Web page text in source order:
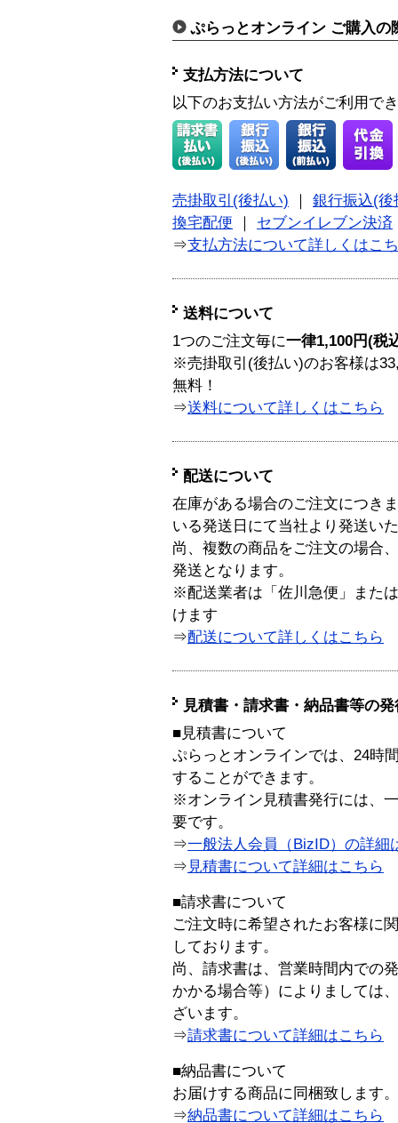
ぷらっとオンライン ご購入の
支払方法について
以下のお支払い方法がご利用で
売掛取引(後払い)
銀行振込(後
換宅配便
セブンイレブン決済
⇒支払方法について詳しくはこ
送料について
1つのご注文毎に一律1,100円(税
※売掛取引(後払い)のお客様は
無料！
⇒送料について詳しくはこちら
配送について
在庫がある場合のご注文につき
いる発送日にて当社より発送い
尚、複数の商品をご注文の場合
発送となります。
※配送業者は「佐川急便」また
けます
⇒配送について詳しくはこちら
見積書・請求書・納品書等の
■見積書について
ぷらっとオンラインでは、24時
することができます。
※オンライン見積書発行には、
要です。
⇒一般法人会員（BizID）の詳細
⇒ 見積書について詳細はこちら
■請求書について
ご注文時に希望されたお客様に
しております。
尚、請求書は、営業時間内での
かかる場合等）によりましては
ざいます。
⇒請求書について詳細はこちら
■納品書について
お届けする商品に同梱致します。
⇒納品書について詳細はこちら